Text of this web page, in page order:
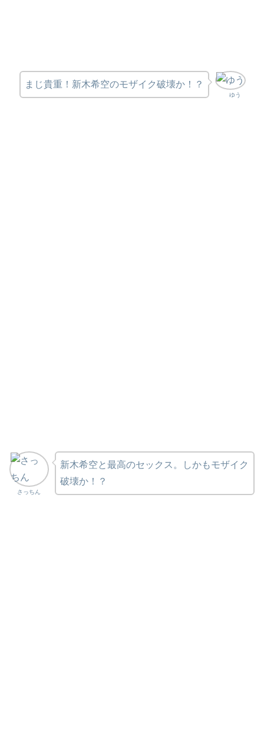
ゆう
まじ貴重！新木希空のモザイク破壊か！？
さっちん
新木希空と最高のセックス。しかもモザイク
破壊か！？